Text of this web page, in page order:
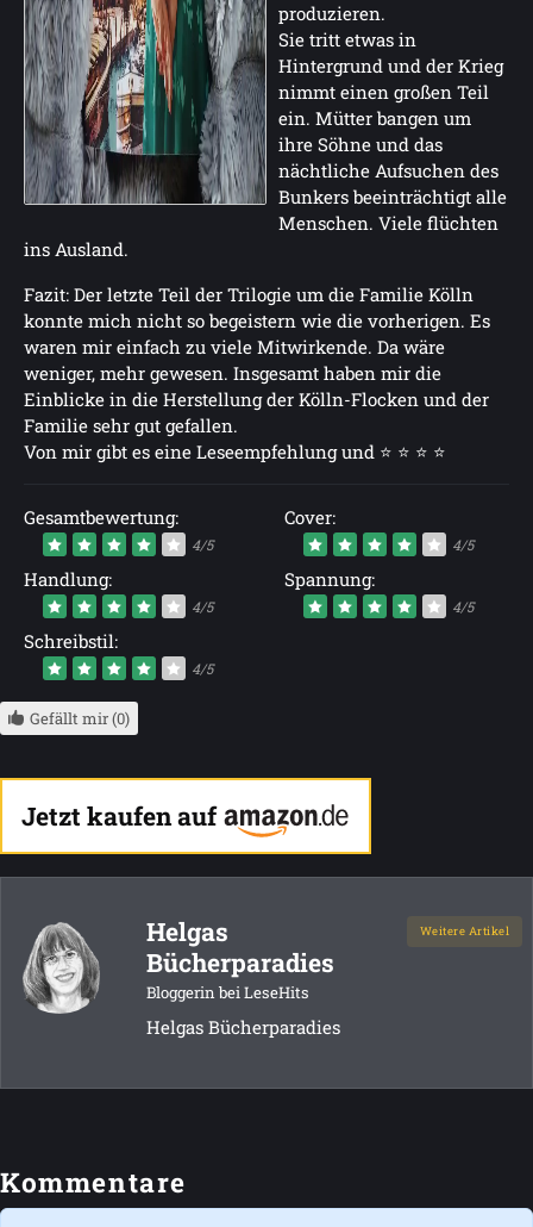
produzieren.
Sie tritt etwas in
Hintergrund und der Krieg
nimmt einen großen Teil
ein. Mütter bangen um
ihre Söhne und das
nächtliche Aufsuchen des
Bunkers beeinträchtigt alle
Menschen. Viele flüchten
ins Ausland.
Fazit: Der letzte Teil der Trilogie um die Familie Kölln
konnte mich nicht so begeistern wie die vorherigen. Es
waren mir einfach zu viele Mitwirkende. Da wäre
weniger, mehr gewesen. Insgesamt haben mir die
Einblicke in die Herstellung der Kölln-Flocken und der
Familie sehr gut gefallen.
Von mir gibt es eine Leseempfehlung und ⭐ ⭐ ⭐ ⭐
Gesamtbewertung:
4/5
Cover:
4/5
Handlung:
4/5
Spannung:
4/5
Schreibstil:
4/5
Gefällt mir (0)
Jetzt kaufen auf
Helgas
Bücherparadies
Bloggerin bei LeseHits
Weitere Artikel
Helgas Bücherparadies
Kommentare